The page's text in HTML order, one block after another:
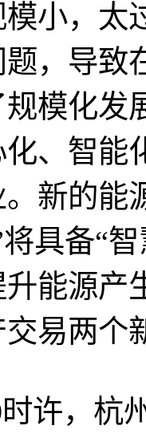
小，太
，导致
模化发
化、智能
新的能
具备“
能源产
易两个
，杭